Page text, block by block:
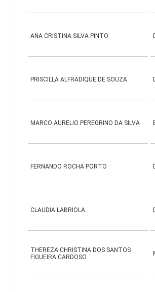
ANA CRISTINA SILVA PINTO
PRISCILLA ALFRADIQUE DE SOUZA
MARCO AURELIO PEREGRINO DA SILVA
FERNANDO ROCHA PORTO
CLAUDIA LABRIOLA
THEREZA CHRISTINA DOS SANTOS
FIGUEIRA CARDOSO